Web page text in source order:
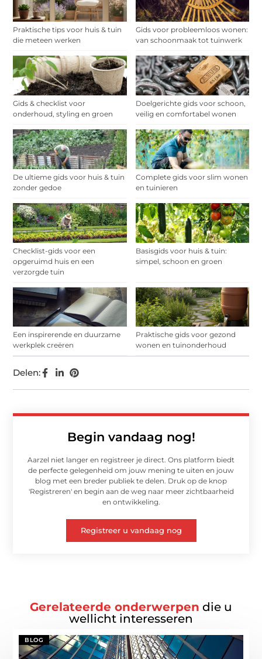
Praktische tips voor huis & tuin
die meteen werken
Gids voor probleemloos wonen:
van schoonmaak tot tuinwerk
Gids & checklist voor
onderhoud, styling en groen
Doelgerichte gids voor schoon,
veilig en comfortabel wonen
De ultieme gids voor huis & tuin
zonder gedoe
Complete gids voor slim wonen
en tuinieren
Checklist-gids voor een
opgeruimd huis en een
verzorgde tuin
Basisgids voor huis & tuin:
simpel, schoon en groen
Een inspirerende en duurzame
werkplek creëren
Praktische gids voor gezond
wonen en tuinonderhoud
Begin vandaag nog!
Aarzel niet langer en registreer je direct. Ons platform biedt
de perfecte gelegenheid om jouw mening te uiten en jouw
blog met een breder publiek te delen. Druk op de knop
'Registreren' en begin aan de weg naar meer zichtbaarheid
en ontwikkeling.
Registreer u vandaag nog
Delen:
Gerelateerde onderwerpen die u
wellicht interesseren
BLOG